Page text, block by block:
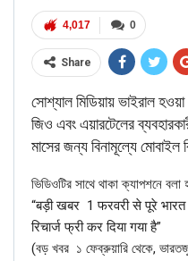
0
4,017
Share
সোশ্যাল মিডিয়ায় ভাইরাল
জিও এবং এয়ারটেলের
মাসের জন্য বিনামূল্যে মোবাইল
ভিডিওটির সাথে থাকা ক্যাপশনে বলা
“बड़ी खबर 1 फरवरी से पूरे
रिचार्ज फ्री कर दिया गया है”
(বড় খবর ১ ফেব্রুয়ারি থেকে,